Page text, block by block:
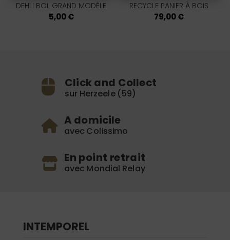
DEHLI BOL GRAND MODÈLE
5,00€
RECYCLE PANIER À BOIS
79,00€
Click and Collect
sur Herzeele (59)
A domicile
avec Colissimo
En point retrait
avec Mondial Relay
INTEMPOREL